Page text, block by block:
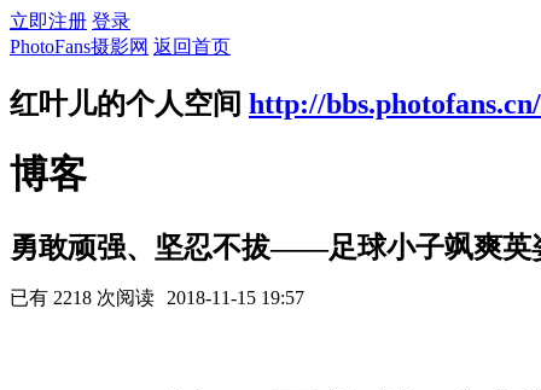
立即注册 登录
PhotoFans摄影网 返回首页
红叶儿的个人空间 http://
博客
勇敢顽强、坚忍不拔——足球小子飒爽英
已有 2218 次阅读 2018-11-15 19:57